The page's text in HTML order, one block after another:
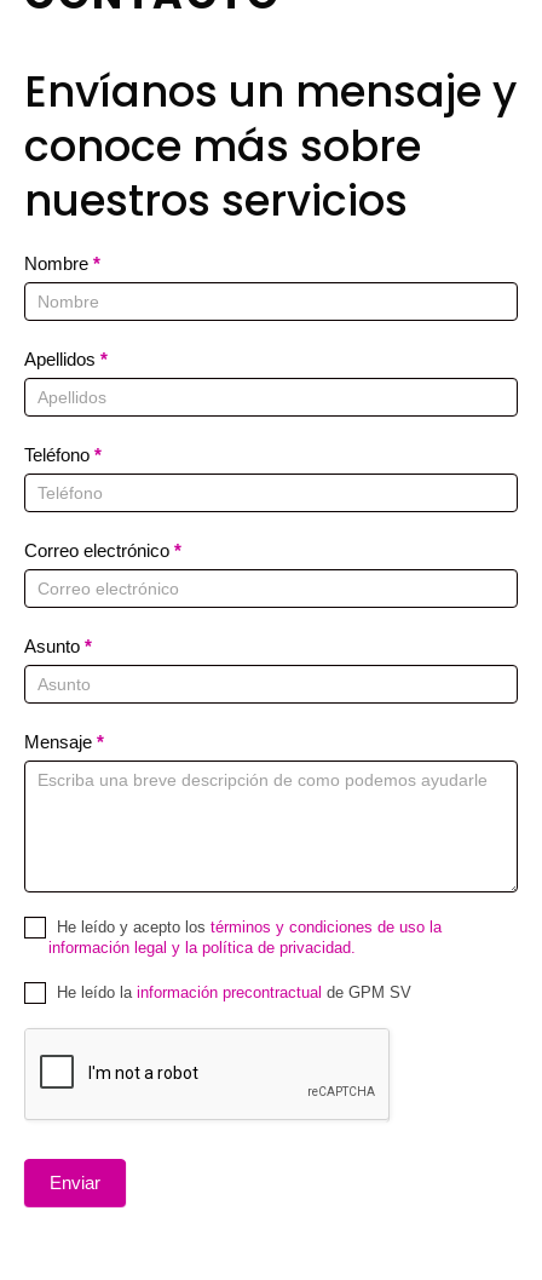
Envíanos un mensaje y
conoce más sobre
nuestros servicios
Contact
Us
Nombre *
Apellidos *
Teléfono *
Correo electrónico *
Asunto *
Mensaje *
He leído y acepto los términos y condiciones de uso la
información legal y la política de privacidad.
He leído la información precontractual de GPM SV
Enviar